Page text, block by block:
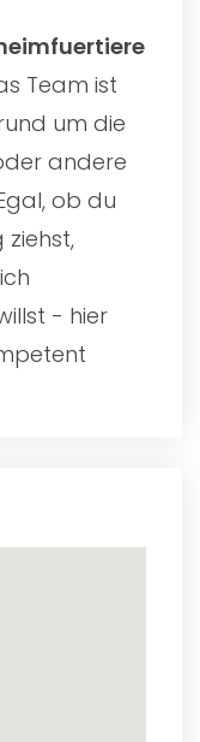
Team ist
um die
andere
ob du
- hier